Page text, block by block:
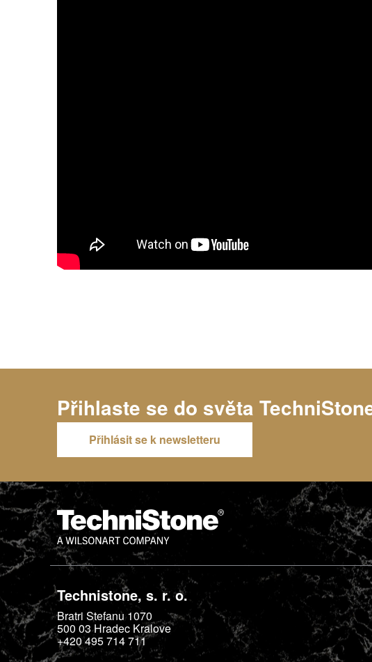
Přihlaste se do světa
Přihlásit se k newsletteru
Technistone, s. r. o.
Bratri Stefanu 1070
500 03 Hradec Kralove
+420 495 714 711